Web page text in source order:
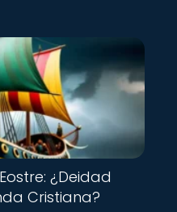
¿Deidad
Cristiana?